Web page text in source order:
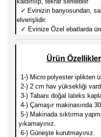
✓ Evinizin banyosundan,
elverişlidir.
✓ Evinize Özel ebatlarda
Ürün
1-) Micro polyester iplikten
2-) 2 cm hav yüksekliği
3-) Tabanı doğal lateks
4-) Çamaşır makinasında 30
5-) Makinada sıktırma
yıkamayınız.
6-) Güneşte kurutmayınız.